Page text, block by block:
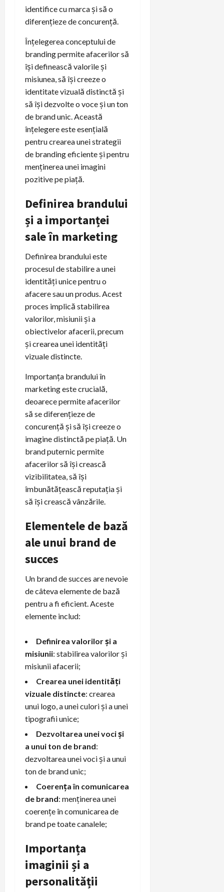
identifice cu marca și să o
diferențieze de concurență.
Înțelegerea conceptului de
branding permite afacerilor să
își definească valorile și
misiunea, să își creeze o
identitate vizuală distinctă și
să își dezvolte o voce și un ton
de brand unic. Această
înțelegere este esențială
pentru crearea unei strategii
de branding eficiente și pentru
menținerea unei imagini
pozitive pe piață.
Definirea brandului
și a importanței
sale în marketing
Definirea brandului este
procesul de stabilire a unei
identități unice pentru o
afacere sau un produs. Acest
proces implică stabilirea
valorilor, misiunii și a
obiectivelor afacerii, precum
și crearea unei identități
vizuale distincte.
Importanța brandului în
marketing este crucială,
deoarece permite afacerilor
să se diferențieze de
concurență și să își creeze o
imagine distinctă pe piață. Un
brand puternic permite
afacerilor să își crească
vizibilitatea, să își
îmbunătățească reputația și
să își crească vânzările.
Elementele de bază
ale unui brand de
succes
Un brand de succes are nevoie
de câteva elemente de bază
pentru a fi eficient. Aceste
elemente includ:
Definirea valorilor și a
misiunii: stabilirea valorilor și
misiunii afacerii;
Crearea unei identități
vizuale distincte: crearea
unui logo, a unei culori și a unei
tipografii unice;
Dezvoltarea unei voci și
a unui ton de brand:
dezvoltarea unei voci și a unui
ton de brand unic;
Coerența în comunicarea
de brand: menținerea unei
coerențe în comunicarea de
brand pe toate canalele;
Importanța
imaginii și a
personalității